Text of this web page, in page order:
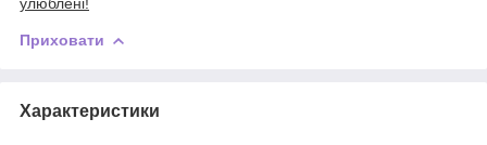
Приховати
Характеристики